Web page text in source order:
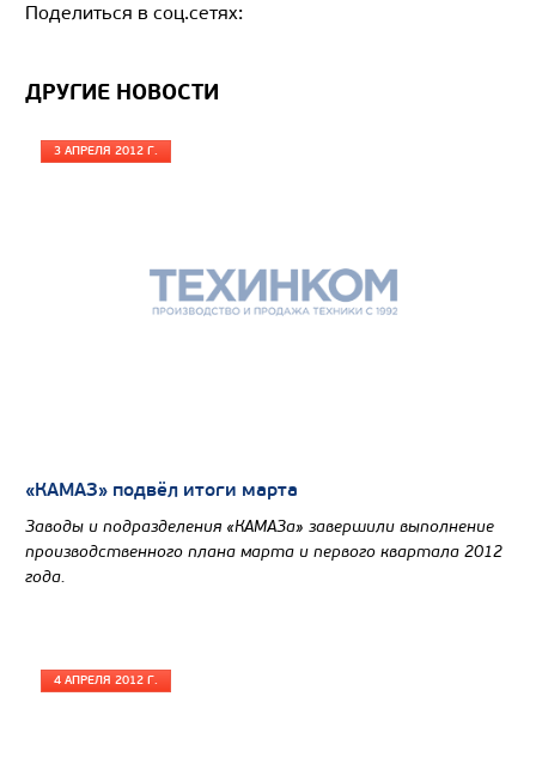
Грузоподъемность, кг
Поделиться в соц.сетях:
ДРУГИЕ НОВОСТИ
3 АПРЕЛЯ 2012 Г.
«КАМАЗ» подвёл итоги марта
Заводы и подразделения «КАМАЗа» завершили выполнение
производственного плана марта и первого квартала 2012
года.
4 АПРЕЛЯ 2012 Г.